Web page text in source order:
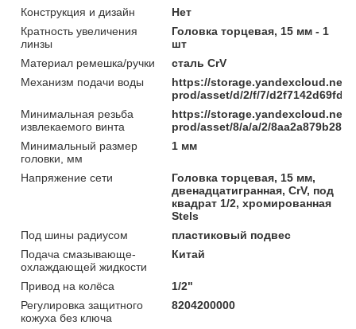
Конструкция и дизайн
Нет
Кратность увеличения
линзы
Головка торцевая, 15 мм - 1
шт
Материал ремешка/ручки
сталь CrV
Механизм подачи воды
https://storage.yandexcloud.net/
prod/asset/d/2/f/7/
Минимальная резьба
извлекаемого винта
https://storage.yandexcloud.net/
prod/asset/8/a/a/2/
Минимальный размер
головки, мм
1 мм
Напряжение сети
Головка торцевая, 15 мм,
двенадцатигранная, CrV, под
квадрат 1/2, хромированная
Stels
Под шины радиусом
пластиковый подвес
Подача смазывающе-
охлаждающей жидкости
Китай
Привод на колёса
1/2"
Регулировка защитного
кожуха без ключа
8204200000